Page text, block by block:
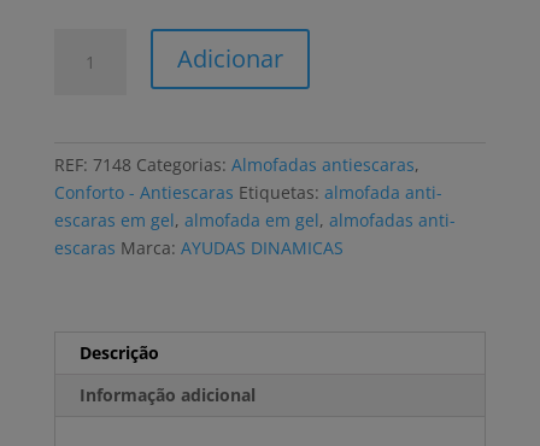
DINAMICAS
Adicionar
REF: 7148 Categorias: Almofadas antiescaras,
Conforto - Antiescaras Etiquetas: almofada anti-
escaras em gel, almofada em gel, almofadas anti-
escaras Marca: AYUDAS DINAMICAS
Descrição
Informação adicional